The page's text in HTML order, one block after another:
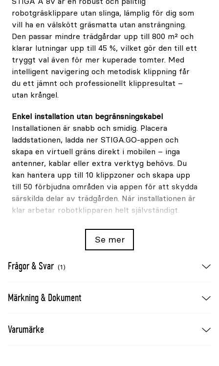
robotgräsklippare utan slinga, lämplig för dig som
vill ha en välskött gräsmatta utan ansträngning.
Den passar mindre trädgårdar upp till 800 m² och
klarar lutningar upp till 45 %, vilket gör den till ett
tryggt val även för mer kuperade tomter. Med
intelligent navigering och metodisk klippning får
du ett jämnt och professionellt klippresultat –
utan krångel.
Enkel installation utan begränsningskabel
Installationen är snabb och smidig. Placera
laddstationen, ladda ner STIGA.GO-appen och
skapa en virtuell gräns direkt i mobilen – inga
antenner, kablar eller extra verktyg behövs. Du
kan hantera upp till 10 klippzoner och skapa upp
till 50 förbjudna områden via appen för att skydda
särskilda delar av trädgården. När installationen är
klar arbetar robotklipparen helt självständigt.
Intelligent navigering med AI-kamera
Tack vare den AI-drivna kameran och STIGAs
realtid vad som är gräs och vad som är hinder. Den
ljusförhållandena med hjälp av den integrerade
klippning, även i komplexa områden.
Se mer
Frågor & Svar (1)
Märkning & Dokument
Varumärke